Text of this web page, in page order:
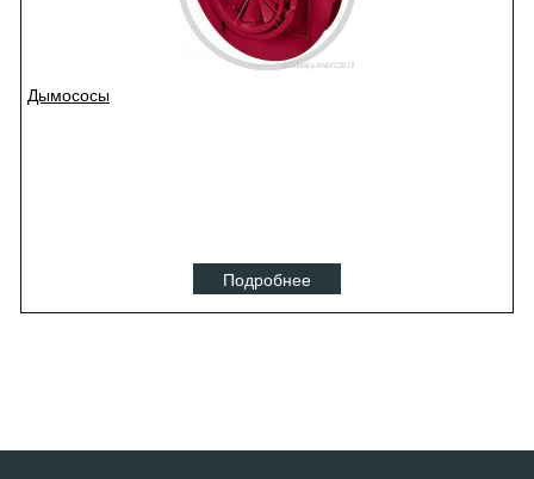
Дымососы
Подробнее